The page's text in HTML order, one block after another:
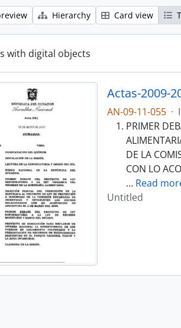
Hierarchy Card view
with digital objects
Actas-2009-
AN-09-11-055 ·
PRIMER
DE LA
CON LO
… Read
Untitled